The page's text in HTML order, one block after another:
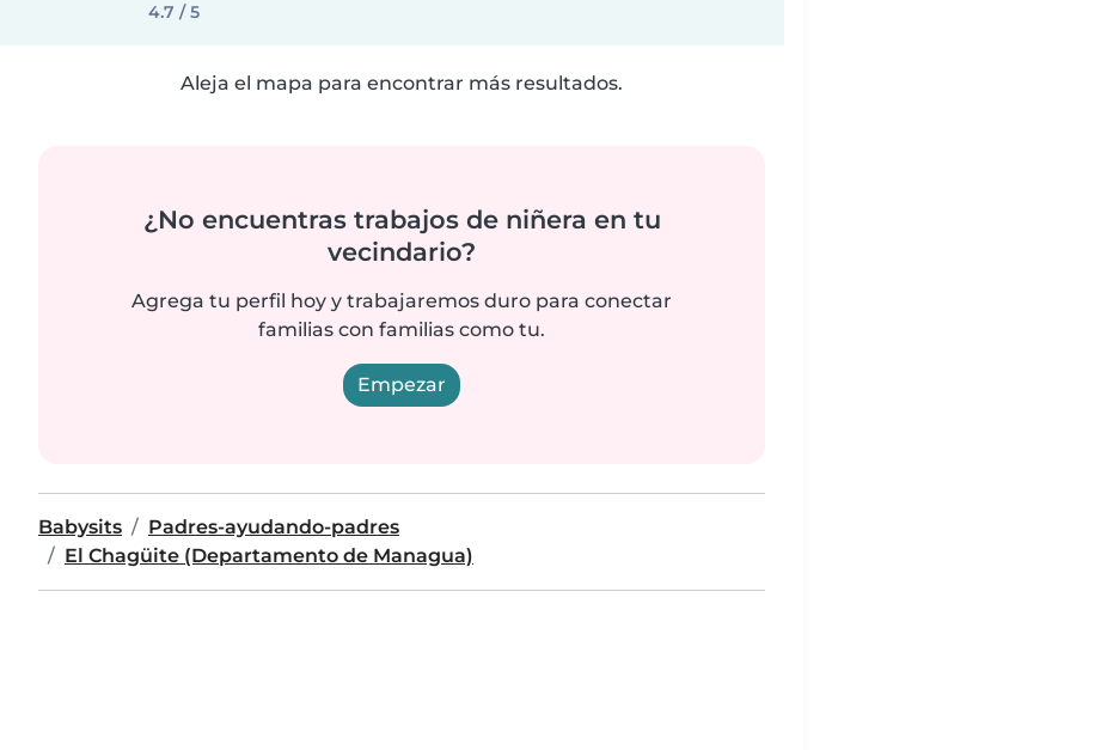
4.7 / 5
Aleja el mapa para encontrar más resultados.
¿No encuentras trabajos de niñera en tu
vecindario?
Agrega tu perfil hoy y trabajaremos duro para conectar
familias con familias como tu.
Empezar
Babysits
Padres-ayudando-padres
El Chagüite (Departamento de Managua)